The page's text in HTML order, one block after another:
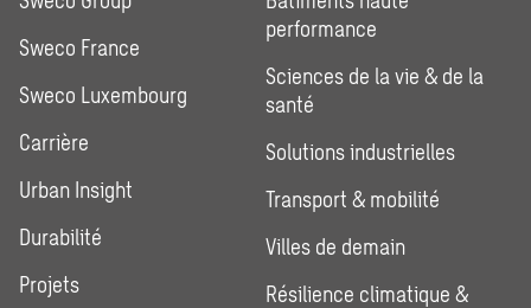
Sweco France
Sweco Luxembourg
Carrière
Urban Insight
Durabilité
Projets
performance
Sciences de la vie & de la
santé
Solutions industrielles
Transport & mobilité
Villes de demain
Résilience climatique &